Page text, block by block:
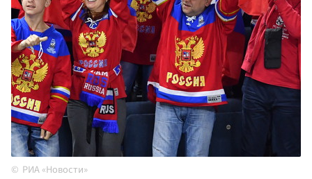
РИА «Новости»